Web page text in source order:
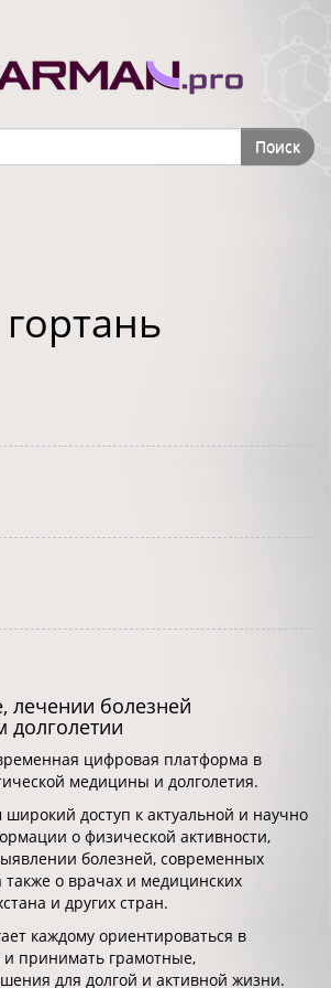
Поиск
гортань
лечении болезней
долголетии
цифровая платформа в
медицины и долголетия.
доступ к актуальной и научно
о физической активности,
болезней, современных
также о врачах и медицинских
и других стран.
каждому ориентироваться в
и принимать грамотные,
для долгой и активной жизни.